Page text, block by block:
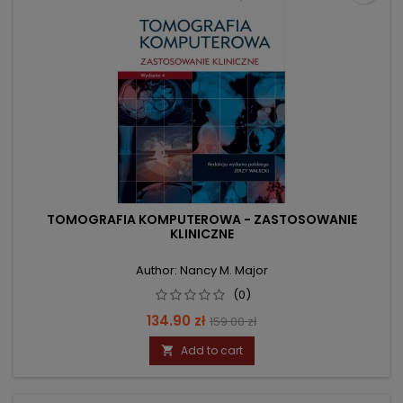
TOMOGRAFIA KOMPUTEROWA - ZASTOSOWANIE
KLINICZNE
Author: Nancy M. Major
(0)
Price
134.90 zł Regular
price
159.00 zł
 Add to cart